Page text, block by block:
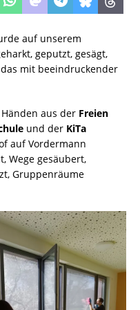
auf unserem
geputzt, gesägt,
mit beeindruckender
aus der Freien
und der KiTa
auf Vordermann
Wege gesäubert,
Gruppenräume